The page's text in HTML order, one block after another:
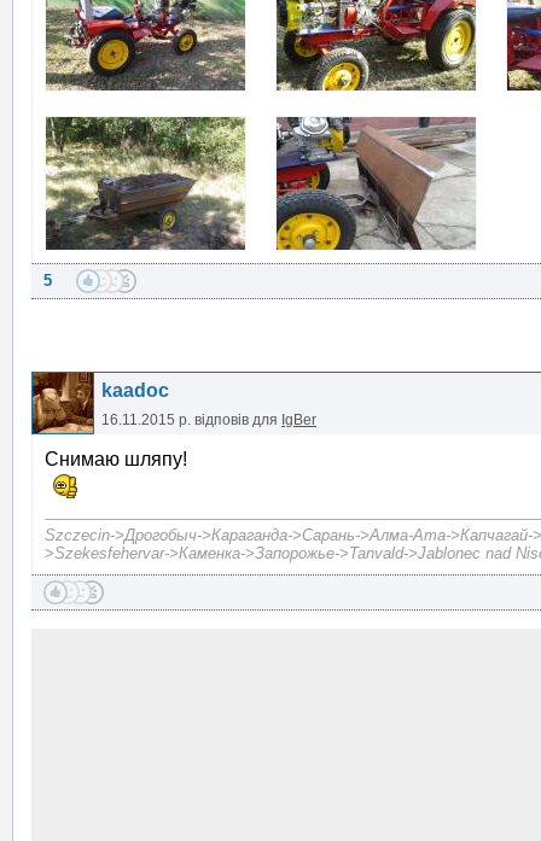
5
kaadoc
16.11.2015 р. відповів для IgBer
Снимаю шляпу!
Szczecin->Дрогобыч->Караганда->Сарань->Алма-Ата->Капчагай-
>Szekesfehervar->Каменка->Запорожье->Tanvald->Jablonec nad